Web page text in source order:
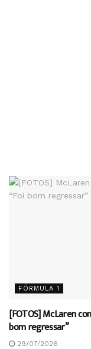
FÓRMULA 1
[FOTOS] McLaren
bom regressar”
29/07/2026